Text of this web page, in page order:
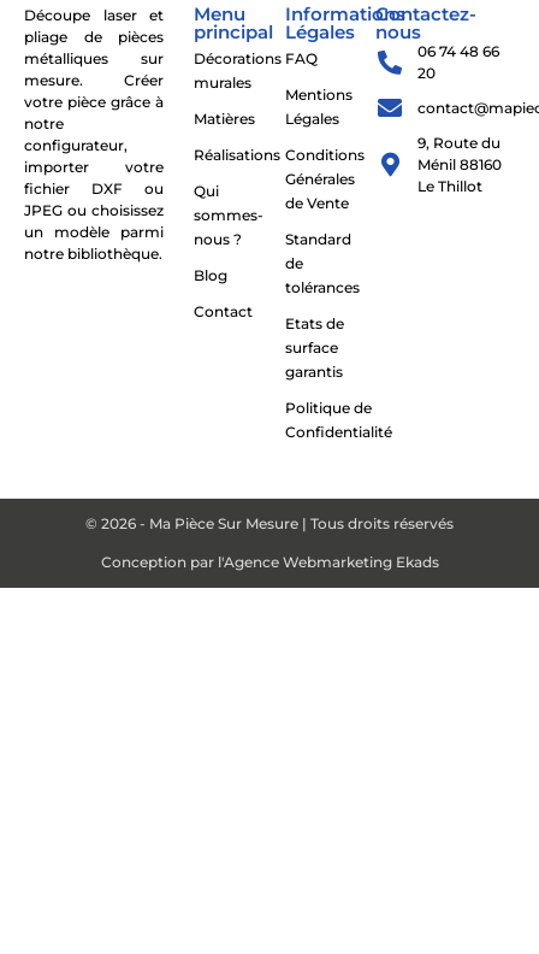
Découpe laser et
pliage de pièces
métalliques sur
mesure. Créer
votre pièce grâce à
notre
configurateur,
importer votre
fichier DXF ou
JPEG ou choisissez
un modèle parmi
notre bibliothèque.
Menu
principal
Décorations
murales
Matières
Réalisations
Qui
sommes-
nous ?
Blog
Contact
Informations
Légales
FAQ
Mentions
Légales
Conditions
Générales
de Vente
Standard
de
tolérances
Etats de
surface
garantis
Politique de
Confidentialité
Contactez-
nous
06 74 48 66
20
9, Route du
Ménil 88160
Le Thillot
© 2026 - Ma Pièce Sur Mesure | Tous droits réservés
Conception par l'Agence Webmarketing Ekads